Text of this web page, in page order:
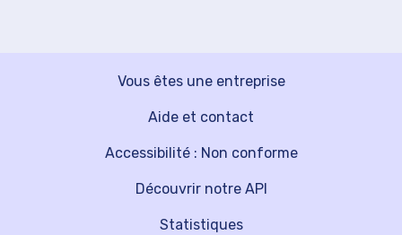
Vous êtes une entreprise
Découvrir notre API
Aide et contact
Statistiques
Accessibilité : Non conforme